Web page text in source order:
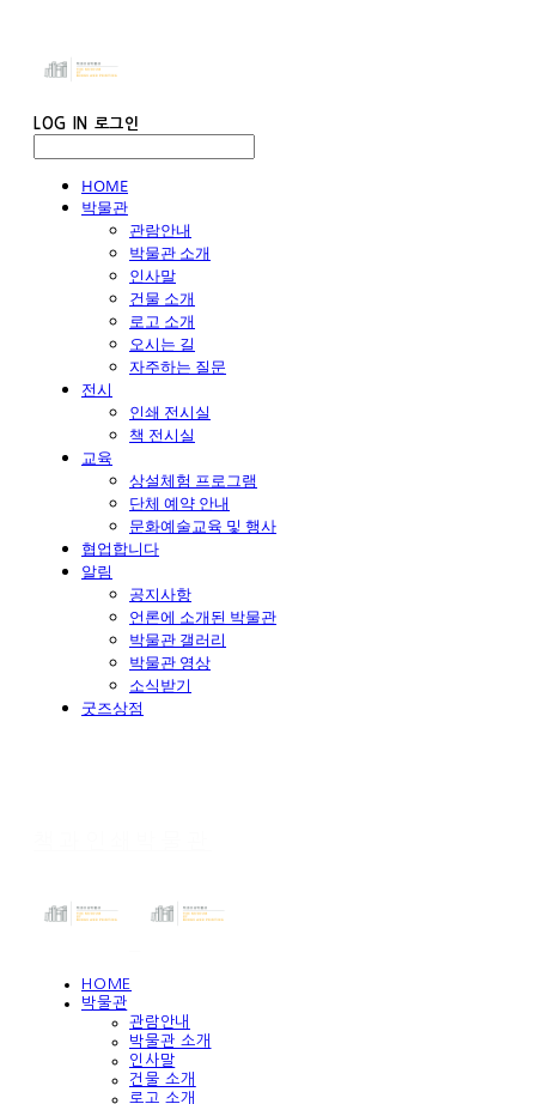
LOG IN 로그인
HOME
박물관
관람안내
박물관 소개
인사말
건물 소개
로고 소개
오시는 길
자주하는 질문
전시
인쇄 전시실
책 전시실
교육
상설체험 프로그램
단체 예약 안내
문화예술교육 및 행사
협업합니다
알림
공지사항
언론에 소개된 박물관
박물관 갤러리
박물관 영상
소식받기
굿즈상점
HOME
박물관
관람안내
박물관 소개
인사말
건물 소개
로고 소개